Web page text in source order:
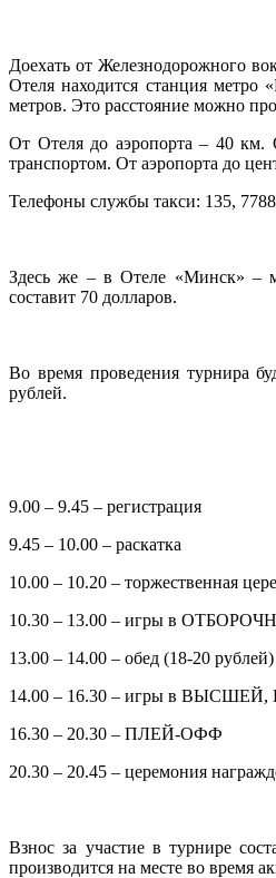
Доехать от Железнодорожного
Отеля находится станция
метров. Это расстояние можно
От Отеля до аэропорта – 40 км.
транспортом. От аэропорта до
Телефоны службы такси: 135,
Здесь же – в Отеле «Минск» –
составит 70 долларов.
Во время проведения турнира
рублей.
9.00 – 9.45 – регистрация
9.45 – 10.00 – раскатка
10.00 – 10.20 – торжественная
10.30 – 13.00 – игры в
13.00 – 14.00 – обед (18-20 рублей)
14.00 – 16.30 – игры в
16.30 – 20.30 – ПЛЕЙ-ОФФ
20.30 – 20.45 – церемония
Взнос за участие в турнире
производится на месте во время